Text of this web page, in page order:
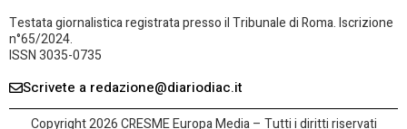
Testata giornalistica registrata presso il Tribunale di Roma. Iscrizione
n°65/2024.
ISSN 3035-0735
Scrivete a redazione@diariodiac.it
Copyright 2026 CRESME Europa Media – Tutti i diritti riservati